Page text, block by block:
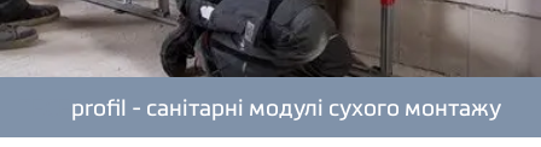
profil - санітарні модулі сухого монтажу